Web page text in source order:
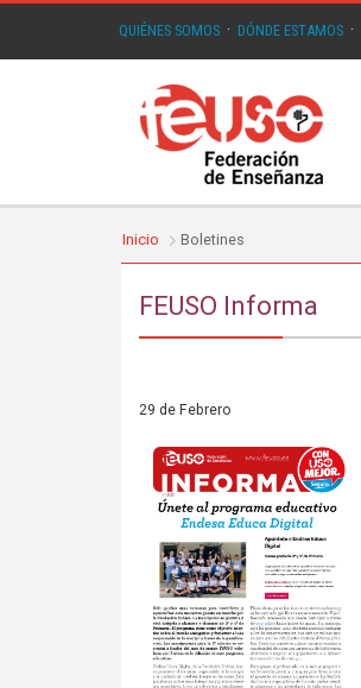
QUIÉNES SOMOS · DÓNDE ESTAMOS ·
Inicio Boletines
FEUSO Informa
29 de Febrero